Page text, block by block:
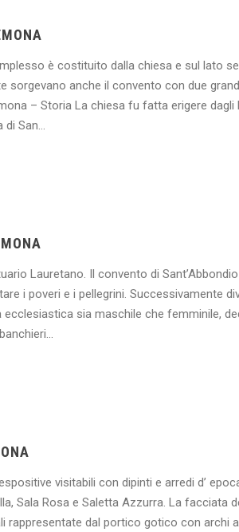
è costituito dalla chiesa e sul lato
sorgevano anche il convento con due
– Storia La chiesa fu fatta erigere dagli
San...
Lauretano. Il convento di
i poveri e i pellegrini. Successivamente
sia maschile che femminile,
visitabili con dipinti e arredi d’
Sala Rosa e Saletta Azzurra. La facciata
dal portico gotico con archi